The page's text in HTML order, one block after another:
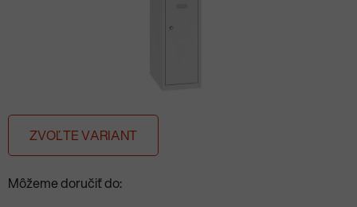
ZVOĽTE VARIANT
Môžeme doručiť do: